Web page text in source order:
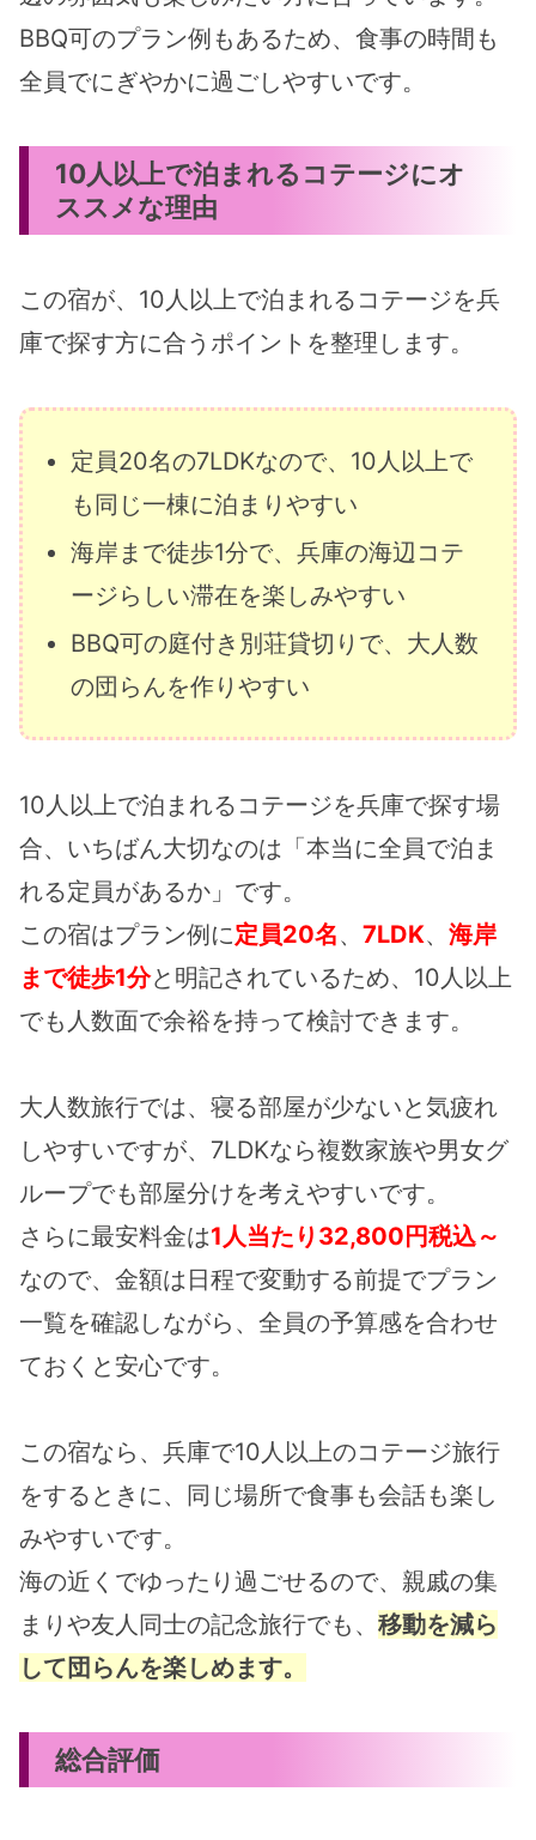
BBQ可のプラン例もあるため、食事の時間も
全員でにぎやかに過ごしやすいです。
10人以上で泊まれるコテージにオ
ススメな理由
この宿が、10人以上で泊まれるコテージを兵
庫で探す方に合うポイントを整理します。
定員20名の7LDKなので、10人以上で
も同じ一棟に泊まりやすい
海岸まで徒歩1分で、兵庫の海辺コテ
ージらしい滞在を楽しみやすい
BBQ可の庭付き別荘貸切りで、大人数
の団らんを作りやすい
10人以上で泊まれるコテージを兵庫で探す場
合、いちばん大切なのは「本当に全員で泊ま
れる定員があるか」です。
この宿はプラン例に定員20名、 7LDK、 海岸
まで徒歩1分と明記されているため、10人以上
でも人数面で余裕を持って検討できます。
大人数旅行では、寝る部屋が少ないと気疲れ
しやすいですが、7LDKなら複数家族や男女グ
ループでも部屋分けを考えやすいです。
さらに最安料金は1人当たり32,800円税込～
なので、金額は日程で変動する前提でプラン
一覧を確認しながら、全員の予算感を合わせ
ておくと安心です。
この宿なら、兵庫で10人以上のコテージ旅行
をするときに、同じ場所で食事も会話も楽し
みやすいです。
海の近くでゆったり過ごせるので、親戚の集
まりや友人同士の記念旅行でも、 移動を減ら
して団らんを楽しめます。
総合評価